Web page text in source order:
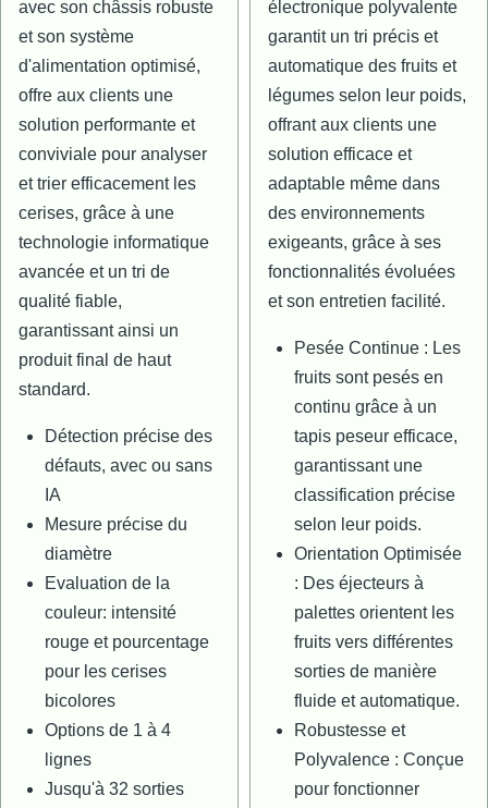
avec son châssis robuste
et son système
d'alimentation optimisé,
offre aux clients une
solution performante et
conviviale pour analyser
et trier efficacement les
cerises, grâce à une
technologie informatique
avancée et un tri de
qualité fiable,
garantissant ainsi un
produit final de haut
standard.
Détection précise des
défauts, avec ou sans
IA
Mesure précise du
diamètre
Evaluation de la
couleur: intensité
rouge et pourcentage
pour les cerises
bicolores
Options de 1 à 4
lignes
Jusqu'à 32 sorties
électronique polyvalente
garantit un tri précis et
automatique des fruits et
légumes selon leur poids,
offrant aux clients une
solution efficace et
adaptable même dans
des environnements
exigeants, grâce à ses
fonctionnalités évoluées
et son entretien facilité.
Pesée Continue : Les
fruits sont pesés en
continu grâce à un
tapis peseur efficace,
garantissant une
classification précise
selon leur poids.
Orientation Optimisée
: Des éjecteurs à
palettes orientent les
fruits vers différentes
sorties de manière
fluide et automatique.
Robustesse et
Polyvalence : Conçue
pour fonctionner